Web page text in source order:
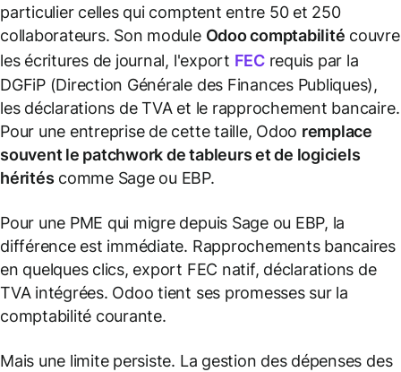
particulier celles qui comptent entre 50 et 250
collaborateurs. Son module Odoo comptabilité couvre
les écritures de journal, l'export FECrequis par la
DGFiP (Direction Générale des Finances Publiques),
les déclarations de TVA et le rapprochement bancaire.
Pour une entreprise de cette taille, Odoo remplace
souvent le patchwork de tableurs et de logiciels
hérités comme Sage ou EBP.
Pour une PME qui migre depuis Sage ou EBP, la
différence est immédiate. Rapprochements bancaires
en quelques clics, export FEC natif, déclarations de
TVA intégrées. Odoo tient ses promesses sur la
comptabilité courante.
Mais une limite persiste. La gestion des dépenses des